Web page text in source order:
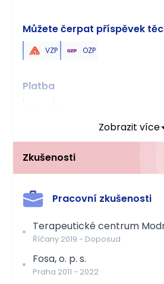
Můžete čerpat příspěvek
VZP OZP
Platba
Zobrazit více
Zkušenosti
Pracovní zkušenosti
Terapeutické centrum
Říčany 2019 - Doposud
Fosa, o. p. s.
Praha 2011 - 2022